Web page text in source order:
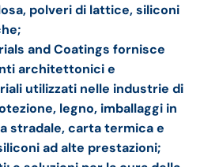
polveri di lattice, siliconi
and Coatings fornisce
architettonici e
utilizzati nelle industrie di
legno, imballaggi in
stradale, carta termica e
ad alte prestazioni;